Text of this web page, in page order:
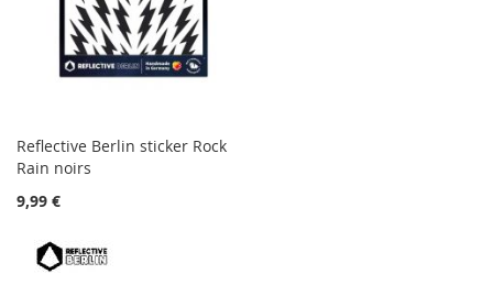
Reflective Berlin sticker Rock
Rain noirs
9,99 €